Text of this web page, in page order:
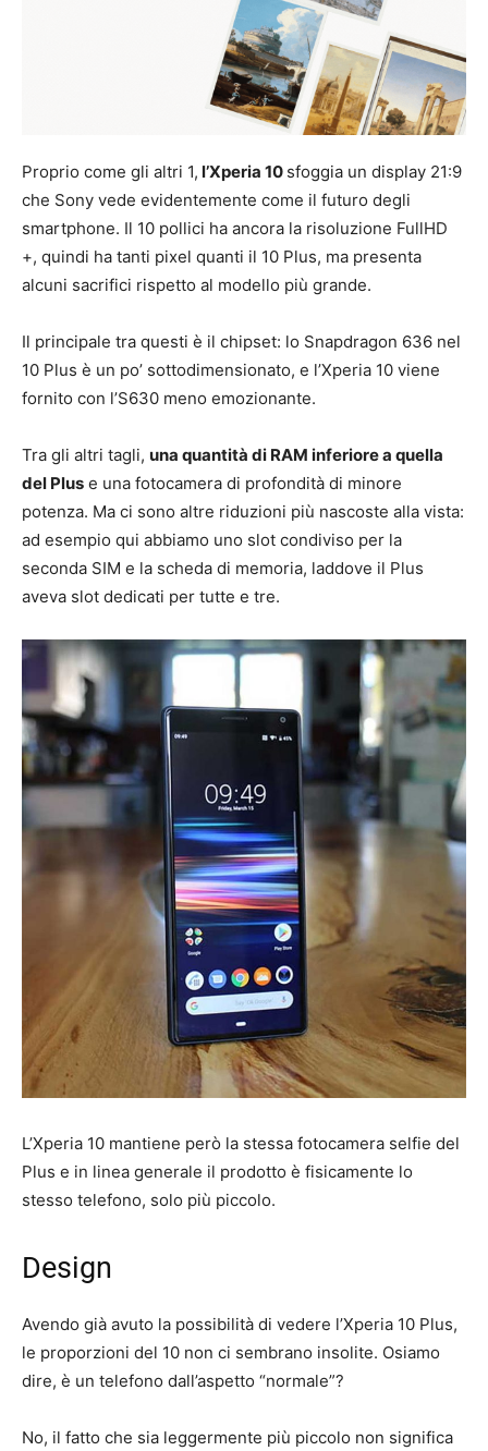
Proprio come gli altri 1, l’Xperia 10 sfoggia un display 21:9
che Sony vede evidentemente come il futuro degli
smartphone. Il 10 pollici ha ancora la risoluzione FullHD
+, quindi ha tanti pixel quanti il ​​10 Plus, ma presenta
alcuni sacrifici rispetto al modello più grande.
Il principale tra questi è il chipset: lo Snapdragon 636 nel
10 Plus è un po’ sottodimensionato, e l’Xperia 10 viene
fornito con l’S630 meno emozionante.
Tra gli altri tagli, una quantità di RAM inferiore a quella
del Plus e una fotocamera di profondità di minore
potenza. Ma ci sono altre riduzioni più nascoste alla vista:
ad esempio qui abbiamo uno slot condiviso per la
seconda SIM e la scheda di memoria, laddove il Plus
aveva slot dedicati per tutte e tre.
L’Xperia 10 mantiene però la stessa fotocamera selfie del
Plus e in linea generale il prodotto è fisicamente lo
stesso telefono, solo più piccolo.
Design
Avendo già avuto la possibilità di vedere l’Xperia 10 Plus,
le proporzioni del 10 non ci sembrano insolite. Osiamo
dire, è un telefono dall’aspetto “normale”?
No, il fatto che sia leggermente più piccolo non significa